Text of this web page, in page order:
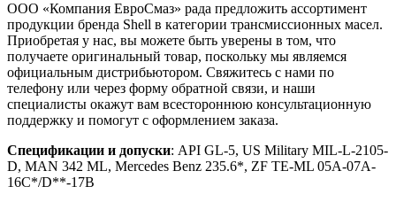
ООО «Компания ЕвроСмаз» рада предложить ассортимент
продукции бренда Shell в категории трансмиссионных масел.
Приобретая у нас, вы можете быть уверены в том, что
получаете оригинальный товар, поскольку мы являемся
официальным дистрибьютором. Свяжитесь с нами по
телефону или через форму обратной связи, и наши
специалисты окажут вам всестороннюю консультационную
поддержку и помогут с оформлением заказа.
Спецификации и допуски: API GL-5, US Military MIL-L-2105-
D, MAN 342 ML, Mercedes Benz 235.6*, ZF TE-ML 05A-07A-
16C*/D**-17B